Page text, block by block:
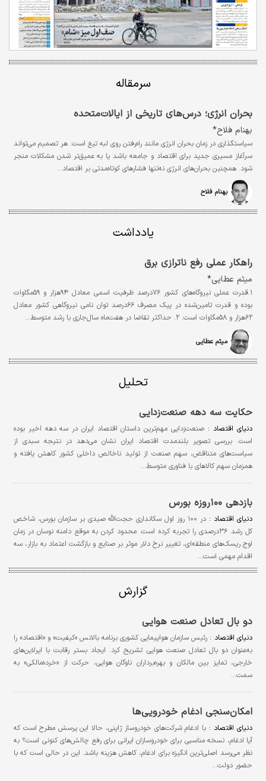
سرمقاله
بحران انرژی؛ درس‌های تاریخی از ایالات‌متحده
بهنام فلاح*
سیاستگذاری در زمان بحران انرژی مانند راه‌رفتن روی لبه تیغ است. هر تصمیم می‌‌‌تواند
سرآغاز مسیری جدید برای اقتصاد و جامعه باشد یا به عمیق‌‌‌تر شدن مشکلات منجر
شود. همچنین بحران‌های انرژی نه‌تنها فشارهای کوتاه‌‌‌مدتی بر اقتصاد…
بهنام فلاح
یادداشت
راهکار عملی رفع ناترازی برق
میثم عطایی*
۱.قدرت عملی نیروگاه‌‌‌های کشور ۷۶‌درصد ظرفیت اسمی معادل ۹۴هزار و ۵۹مگاوات
بوده و قدرت تامین‌‌‌شده در پیک مصرف ۶۶‌درصد توان نامی نیروگاهی کشور معادل
۶۲هزار و ۵۸مگاوات است. ۲. حداکثر تقاضا در هفت‌‌‌ماه سال‌جاری با رشد متوسط…
میثم عطایی
تحلیل
حکایت سه دهه صنعت‏‏‌زدایی
دنیای اقتصاد : صنعت‌زدایی مهم‌ترین داستان اقتصاد ایران در سه دهه اخیر بوده
است. بررسی تصویر بلندمدت اقتصاد ایران نشان می‌دهد در نتیجه سبدی از
سیاست‌های متناقض، سهم صنعت از تولید ناخالص داخلی کشور کاهش یافته و
همزمان سهم کالاهای با فناوری متوسط…
بازدهی ۱۰۰روزه بورس
دنیای اقتصاد :
در ۱۰۰ روز اول سکانداری حجت‌الله صیدی بر سازمان بورس، شاخص
کل رشد ۳۶درصدی را تجربه کرده است. محدود کردن به موقع دامنه نوسان در زمان
اوج ریسک‌های منطقه‌ای، تغییر نرخ دلار موثر بر صنایع و بازگشت اعتماد به بازار، سه
اقدام مهمی است…
گزارش
دو بال تعادل صنعت هوایی
دنیای اقتصاد : رئیس سازمان هواپیمایی کشوری برنامه بالانس «کیفیت» و «اقتصاد» را
به‌عنوان دو بال تعادل صنعت هوایی تشریح کرد. ایجاد بستر رقابت با ایرلاین‌های
خارجی، تمایز بین مالکان و بهره‌برداران ناوگان هوایی، حرکت از «خرده‌مالکی» به
سمت…
امکان‌سنجی ادغام خودرویی‌ها
دنیای اقتصاد : با ادغام شرکت‌های خودروساز ژاپنی، حالا این پرسش مطرح است که
آیا ادغام، نسخه مناسبی برای خودروسازان ایرانی برای رفع چالش‌های کنونی است؟ به
نظر می‌رسد اصلی‌ترین انگیزه برای ادغام، کاهش هزینه باشد. این در حالی است که با
حضور دولت…